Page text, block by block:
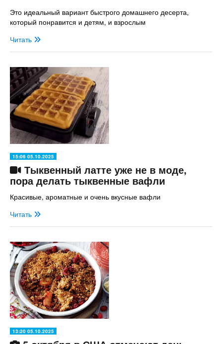
Это идеальный вариант быстрого домашнего десерта,
который понравится и детям, и взрослым
Читать
15:06 05.10.2025
Тыквенный латте уже не в моде,
пора делать тыквенные вафли
Красивые, ароматные и очень вкусные вафли
Читать
13:20 05.10.2025